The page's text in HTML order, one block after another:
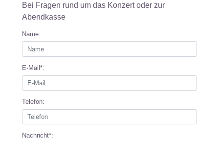
Bei Fragen rund um das Konzert oder zur
Abendkasse
Name:
E-Mail*:
Telefon:
Nachricht*: